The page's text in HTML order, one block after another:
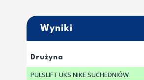
Wyniki
Drużyna
PULSLIFT UKS NIKE SUCHEDNIÓW